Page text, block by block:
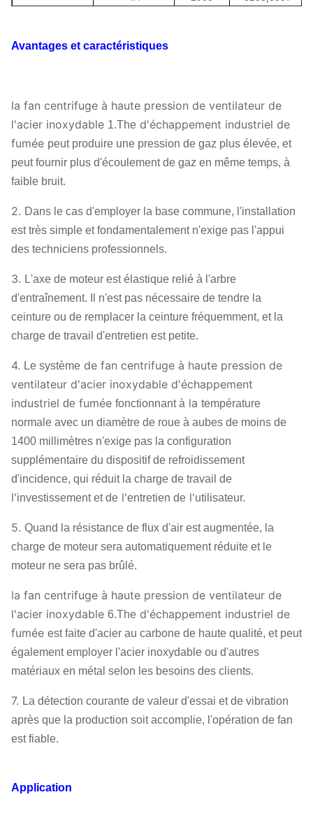
6.3A 2900 8148 |9149
7.1A 2900 10426| 11717
Avantages et caractéristiques
la fan centrifuge à haute pression de ventilateur de
l'acier inoxydable 1.The d'échappement industriel de
fumée peut produire une pression de gaz plus élevée, et
peut fournir plus d'écoulement de gaz en même temps, à
faible bruit.
2. Dans le cas d'employer la base commune, l'installation
est très simple et fondamentalement n'exige pas l'appui
des techniciens professionnels.
3. L'axe de moteur est élastique relié à l'arbre
d'entraînement. Il n'est pas nécessaire de tendre la
ceinture ou de remplacer la ceinture fréquemment, et la
charge de travail d'entretien est petite.
4. Le système de fan centrifuge à haute pression de
ventilateur d'acier inoxydable d'échappement
industriel de fumée fonctionnant à la température
normale avec un diamètre de roue à aubes de moins de
1400 millimètres n'exige pas la configuration
supplémentaire du dispositif de refroidissement
d'incidence, qui réduit la charge de travail de
l'investissement et de l'entretien de l'utilisateur.
5. Quand la résistance de flux d'air est augmentée, la
charge de moteur sera automatiquement réduite et le
moteur ne sera pas brûlé.
la fan centrifuge à haute pression de ventilateur de
l'acier inoxydable 6.The d'échappement industriel de
fumée est faite d'acier au carbone de haute qualité, et peut
également employer l'acier inoxydable ou d'autres
matériaux en métal selon les besoins des clients.
7. La détection courante de valeur d'essai et de vibration
après que la production soit accomplie, l'opération de fan
est fiable.
Application